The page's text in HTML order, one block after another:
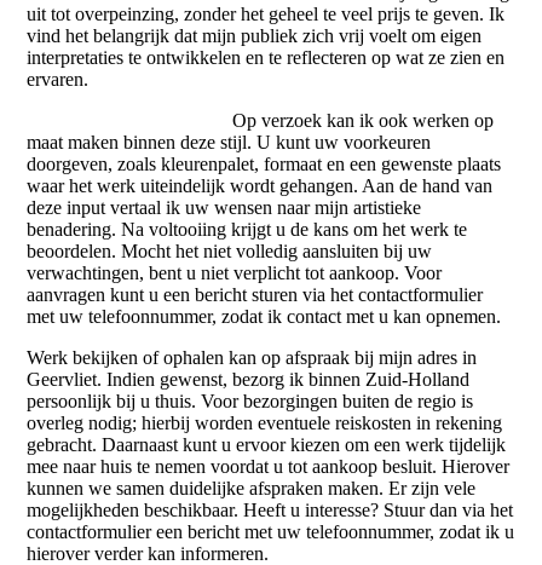
uit tot overpeinzing, zonder het geheel te veel prijs te geven. Ik
vind het belangrijk dat mijn publiek zich vrij voelt om eigen
interpretaties te ontwikkelen en te reflecteren op wat ze zien en
ervaren.
Op verzoek kan ik ook werken op
maat maken binnen deze stijl. U kunt uw voorkeuren
doorgeven, zoals kleurenpalet, formaat en een gewenste plaats
waar het werk uiteindelijk wordt gehangen. Aan de hand van
deze input vertaal ik uw wensen naar mijn artistieke
benadering. Na voltooiing krijgt u de kans om het werk te
beoordelen. Mocht het niet volledig aansluiten bij uw
verwachtingen, bent u niet verplicht tot aankoop. Voor
aanvragen kunt u een bericht sturen via het contactformulier
met uw telefoonnummer, zodat ik contact met u kan opnemen.
Werk bekijken of ophalen kan op afspraak bij mijn adres in
Geervliet. Indien gewenst, bezorg ik binnen Zuid-Holland
persoonlijk bij u thuis. Voor bezorgingen buiten de regio is
overleg nodig; hierbij worden eventuele reiskosten in rekening
gebracht. Daarnaast kunt u ervoor kiezen om een werk tijdelijk
mee naar huis te nemen voordat u tot aankoop besluit. Hierover
kunnen we samen duidelijke afspraken maken. Er zijn vele
mogelijkheden beschikbaar. Heeft u interesse? Stuur dan via het
contactformulier een bericht met uw telefoonnummer, zodat ik u
hierover verder kan informeren.